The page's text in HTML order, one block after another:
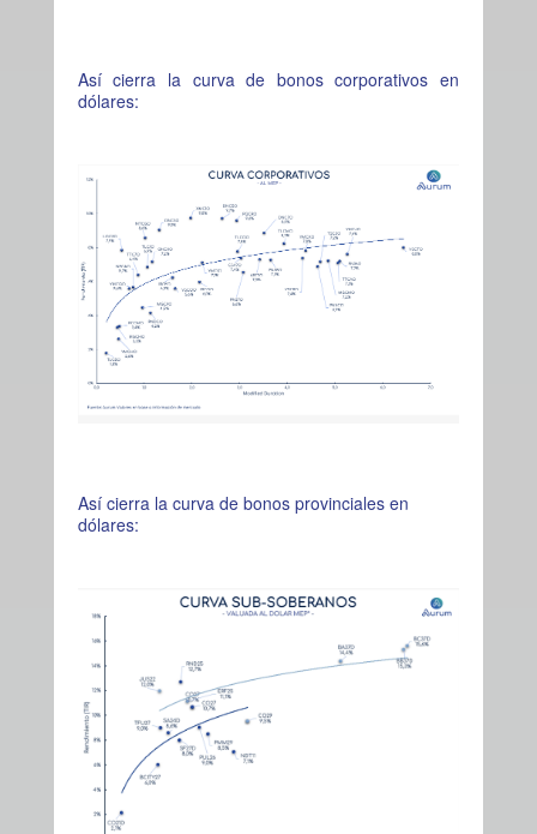
Así cierra la curva de bonos corporativos en
dólares:
Así cierra la curva de bonos provinciales en
dólares: